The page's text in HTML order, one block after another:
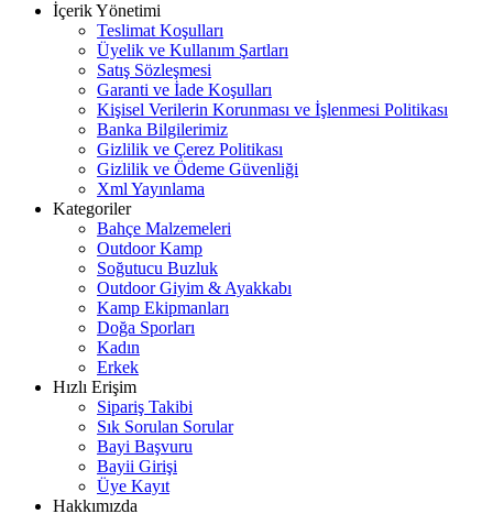
İçerik Yönetimi
Teslimat Koşulları
Üyelik ve Kullanım Şartları
Satış Sözleşmesi
Garanti ve İade Koşulları
Kişisel Verilerin Korunması ve İşlenmesi Politikası
Banka Bilgilerimiz
Gizlilik ve Çerez Politikası
Gizlilik ve Ödeme Güvenliği
Xml Yayınlama
Kategoriler
Bahçe Malzemeleri
Outdoor Kamp
Soğutucu Buzluk
Outdoor Giyim & Ayakkabı
Kamp Ekipmanları
Doğa Sporları
Kadın
Erkek
Hızlı Erişim
Sipariş Takibi
Sık Sorulan Sorular
Bayi Başvuru
Bayii Girişi
Üye Kayıt
Hakkımızda